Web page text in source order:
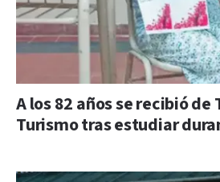
A los 82 años se recibió de
Turismo tras estudiar